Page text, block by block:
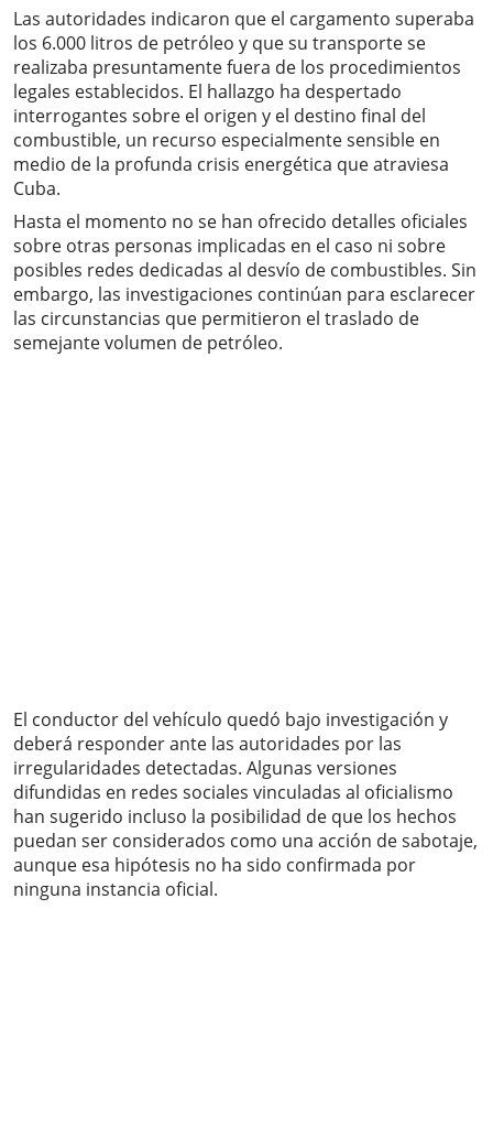
Las autoridades indicaron que el cargamento superaba
los 6.000 litros de petróleo y que su transporte se
realizaba presuntamente fuera de los procedimientos
legales establecidos. El hallazgo ha despertado
interrogantes sobre el origen y el destino final del
combustible, un recurso especialmente sensible en
medio de la profunda crisis energética que atraviesa
Cuba.
Hasta el momento no se han ofrecido detalles oficiales
sobre otras personas implicadas en el caso ni sobre
posibles redes dedicadas al desvío de combustibles. Sin
embargo, las investigaciones continúan para esclarecer
las circunstancias que permitieron el traslado de
semejante volumen de petróleo.
El conductor del vehículo quedó bajo investigación y
deberá responder ante las autoridades por las
irregularidades detectadas. Algunas versiones
difundidas en redes sociales vinculadas al oficialismo
han sugerido incluso la posibilidad de que los hechos
puedan ser considerados como una acción de sabotaje,
aunque esa hipótesis no ha sido confirmada por
ninguna instancia oficial.